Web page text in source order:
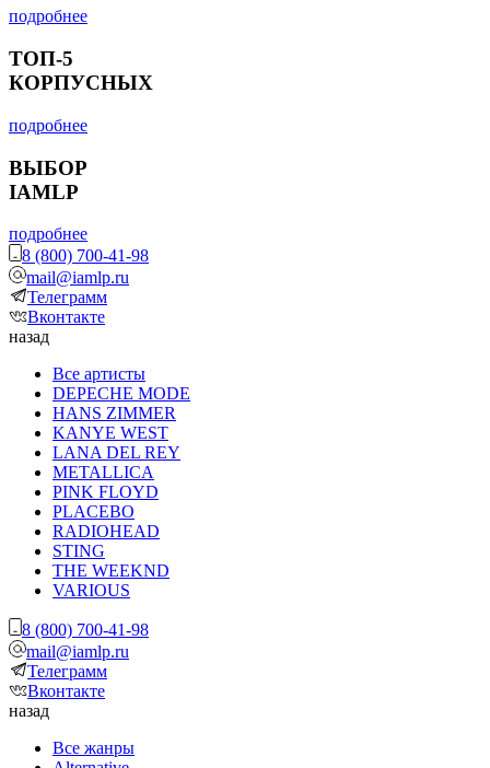
подробнее
ТОП-5
КОРПУСНЫХ
подробнее
ВЫБОР
IAMLP
подробнее
8 (800) 700-41-98
mail@iamlp.ru
Телеграмм
Вконтакте
назад
Все артисты
DEPECHE MODE
HANS ZIMMER
KANYE WEST
LANA DEL REY
METALLICA
PINK FLOYD
PLACEBO
RADIOHEAD
STING
THE WEEKND
VARIOUS
8 (800) 700-41-98
mail@iamlp.ru
Телеграмм
Вконтакте
назад
Все жанры